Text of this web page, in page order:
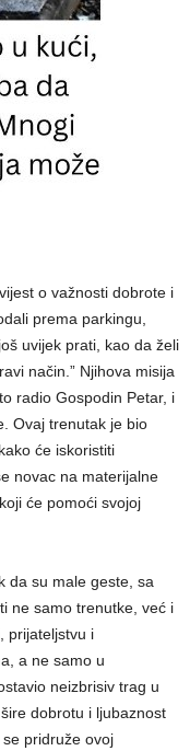
o važnosti dobrote i
prema parkingu,
uvijek prati, kao da želi
način.” Njihova misija
radio Gospodin Petar, i
Ovaj trenutak je bio
će iskoristiti
novac na materijalne
će pomoći svojoj
da su male geste, sa
ne samo trenutke, već i
prijateljstvu i
a ne samo u
neizbrisiv trag u
dobrotu i ljubaznost
pridruže ovoj